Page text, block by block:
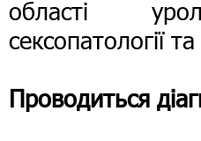
області
сексопатології та
Проводиться